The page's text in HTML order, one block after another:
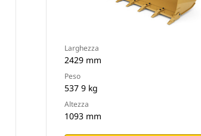
Larghezza
2429 mm
Peso
537 9 kg
Altezza
1093 mm